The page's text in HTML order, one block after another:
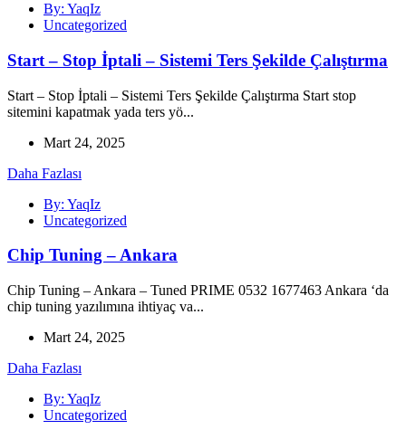
By: YaqIz
Uncategorized
Start – Stop İptali – Sistemi Ters Şekilde Çalıştırma
Start – Stop İptali – Sistemi Ters Şekilde Çalıştırma Start stop
sitemini kapatmak yada ters yö...
Mart 24, 2025
Daha Fazlası
By: YaqIz
Uncategorized
Chip Tuning – Ankara
Chip Tuning – Ankara – Tuned PRIME 0532 1677463 Ankara ‘da
chip tuning yazılımına ihtiyaç va...
Mart 24, 2025
Daha Fazlası
By: YaqIz
Uncategorized